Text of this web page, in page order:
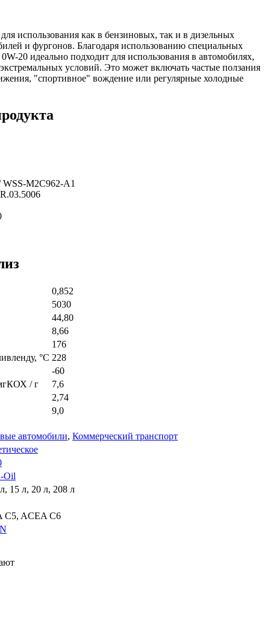
использования как в бензиновых, так и в дизельных
и фургонов. Благодаря использованию специальных
20 идеально подходит для использования в автомобилях,
условий. Это может включать частые ползания
"спортивное" вождение или регулярные холодные
WSS-M2C962-A1
0,852
5030
44,80
8,66
176
°C 228
-60
/ г
7,6
2,74
9,0
автомобили, Коммерческий транспорт
Oil
15 л, 20 л, 208 л
C5, ACEA C6